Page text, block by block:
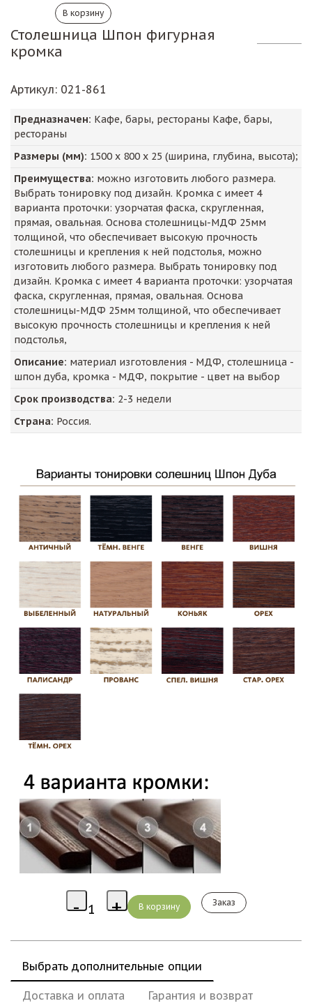
Столешница Шпон фигурная
кромка
Артикул: 021-861
Предназначен: Кафе, бары, рестораны Кафе, бары,
рестораны
Размеры (мм): 1500 х 800 х 25 (ширина, глубина, высота);
Преимущества: можно изготовить любого размера.
Выбрать тонировку под дизайн. Кромка с имеет 4
варианта проточки: узорчатая фаска, скругленная,
прямая, овальная. Основа столешницы-МДФ 25мм
толщиной, что обеспечивает высокую прочность
столешницы и крепления к ней подстолья, можно
изготовить любого размера. Выбрать тонировку под
дизайн. Кромка с имеет 4 варианта проточки: узорчатая
фаска, скругленная, прямая, овальная. Основа
столешницы-МДФ 25мм толщиной, что обеспечивает
высокую прочность столешницы и крепления к ней
подстолья,
Описание: материал изготовления - МДФ, столешница -
шпон дуба, кромка - МДФ, покрытие - цвет на выбор
Срок производства: 2-3 недели
Страна: Россия.
Заказ
Выбрать дополнительные опции
Доставка и оплата Гарантия и возврат